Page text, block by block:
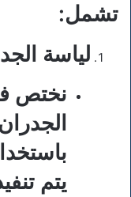
تشمل:
لياسة
نختص
يتم